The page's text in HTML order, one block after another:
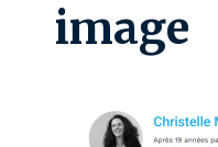
image